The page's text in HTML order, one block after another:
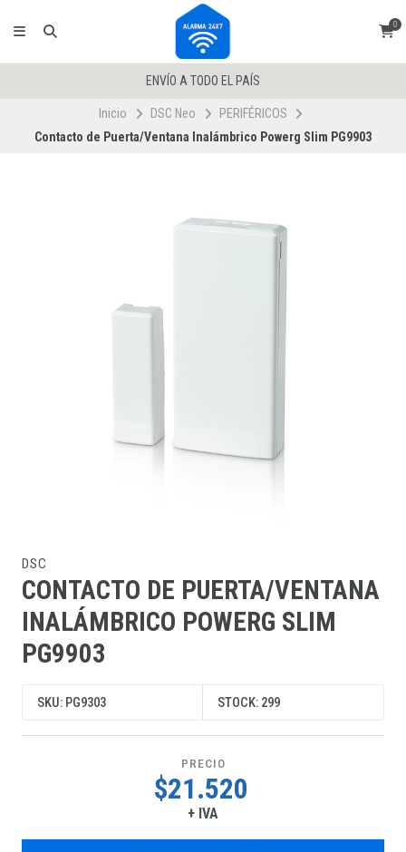
0
ENVÍO A TODO EL PAÍS
Inicio DSC Neo
PERIFÉRICOS
Contacto de Puerta/Ventana Inalámbrico Powerg Slim PG9903
DSC
CONTACTO DE PUERTA/VENTANA
INALÁMBRICO POWERG SLIM
PG9903
SKU: PG9303 STOCK: 299
PRECIO
$21.520
+ IVA